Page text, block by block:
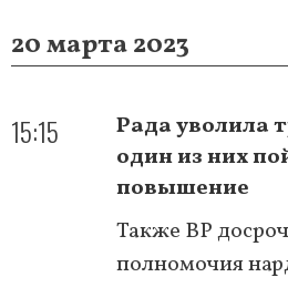
20 марта 2023
15:15
Рада уволила
один из них
повышение
Также ВР
полномочия